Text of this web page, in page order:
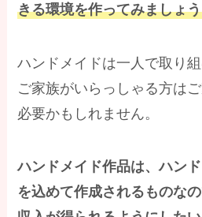
きる環境を作ってみましょ
ハンドメイドは一人で取り
ご家族がいらっしゃる方は
必要かもしれません。
ハンドメイド作品は、ハン
を込めて作成されるものな